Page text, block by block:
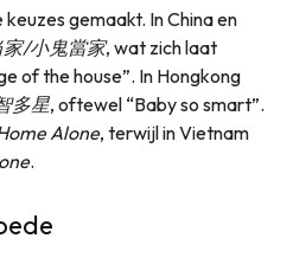
gemaakt. In China en
/小鬼當家, wat zich laat
of the house”. In Hongkong
多星, oftewel “Baby so smart”.
Alone, terwijl in Vietnam
.